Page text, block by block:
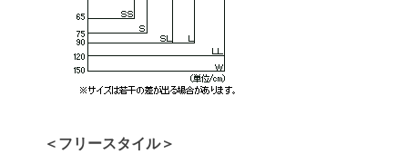
＜フリースタイル＞